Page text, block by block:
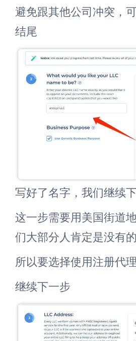
避免跟其他公司冲突，可
结尾
写好了名字，我们继续
这一步需要用美国街道
们大部分人肯定是没有的
所以要选择使用注册代
继续下一步